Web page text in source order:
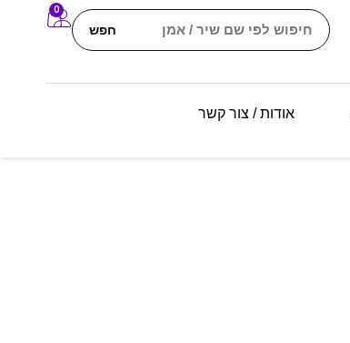
חפש
0
אודות / צור קשר